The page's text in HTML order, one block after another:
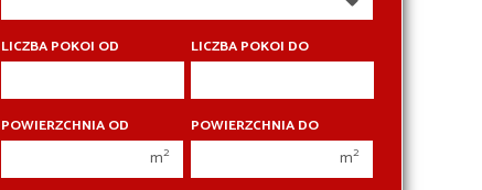
400 000 zł
400 000 zł
LICZBA POKOI OD
2 pokoje
3 pokoje
LICZBA POKOI DO
2 pokoje
3 pokoje
POWIERZCHNIA OD
m2
POWIERZCHNIA DO
m2